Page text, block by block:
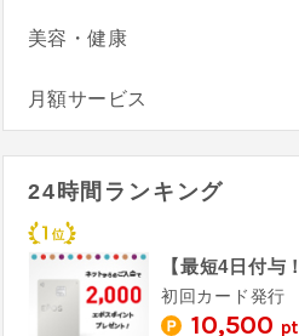
美容・健康
月額サービス
24時間ランキング
初回カード発行
10,500 pt